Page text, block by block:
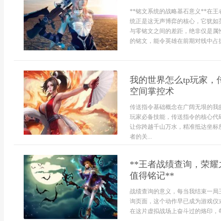
**铭文系统的战略基石意义**在王
统正是这无声博弈的核心，它犹
与零铭文之间的差距，绝非仅是
的铭文，能令英雄在前期对线中占
我的世界怎么tp玩家，
空间掌控术
传送指令基础概念在广阔无垠的
玩家必备技能，传送指令的核心代
让你跨越千山万水，精准抵达坐
者的关...
**王者战绩查询，荣
值得铭记**
战绩查询的意义，每当我结束一
询页面，这个动作早已成为游戏
在这片虚拟战场上奋斗过的烙印